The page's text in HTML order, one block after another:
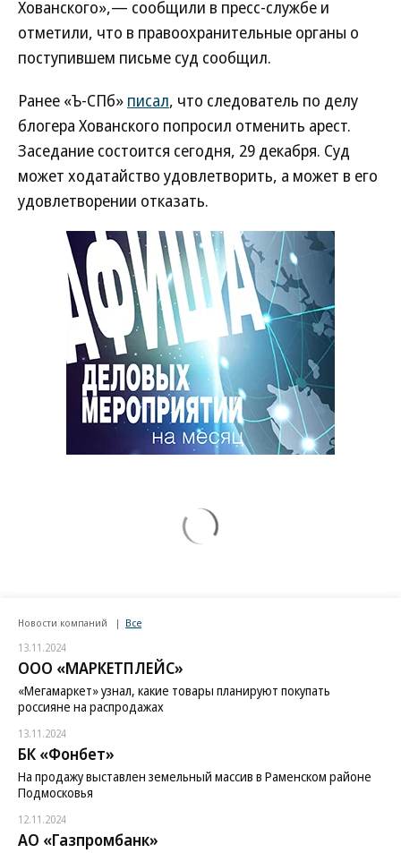
Хованского»,— сообщили в пресс-службе и
отметили, что в правоохранительные органы о
поступившем письме суд сообщил.
Ранее «Ъ-СПб» писал, что следователь по делу
блогера Хованского попросил отменить арест.
Заседание состоится сегодня, 29 декабря. Суд
может ходатайство удовлетворить, а может в его
удовлетворении отказать.
Новости компаний Все
13.11.2024
ООО «МАРКЕТПЛЕЙС»
«Мегамаркет» узнал, какие товары планируют покупать
россияне на распродажах
13.11.2024
БК «Фонбет»
На продажу выставлен земельный массив в Раменском районе
Подмосковья
12.11.2024
АО «Газпромбанк»